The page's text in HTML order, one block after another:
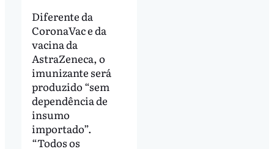
Diferente da
CoronaVac e da
vacina da
AstraZeneca, o
imunizante será
produzido “sem
dependência de
insumo
importado”.
“Todos os